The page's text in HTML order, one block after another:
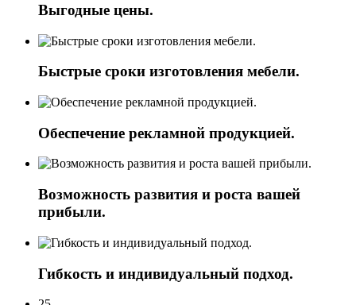
Выгодные цены.
Быстрые сроки изготовления мебели.
Обеспечение рекламной продукцией.
Возможность развития и роста вашей
прибыли.
Гибкость и индивидуальный подход.